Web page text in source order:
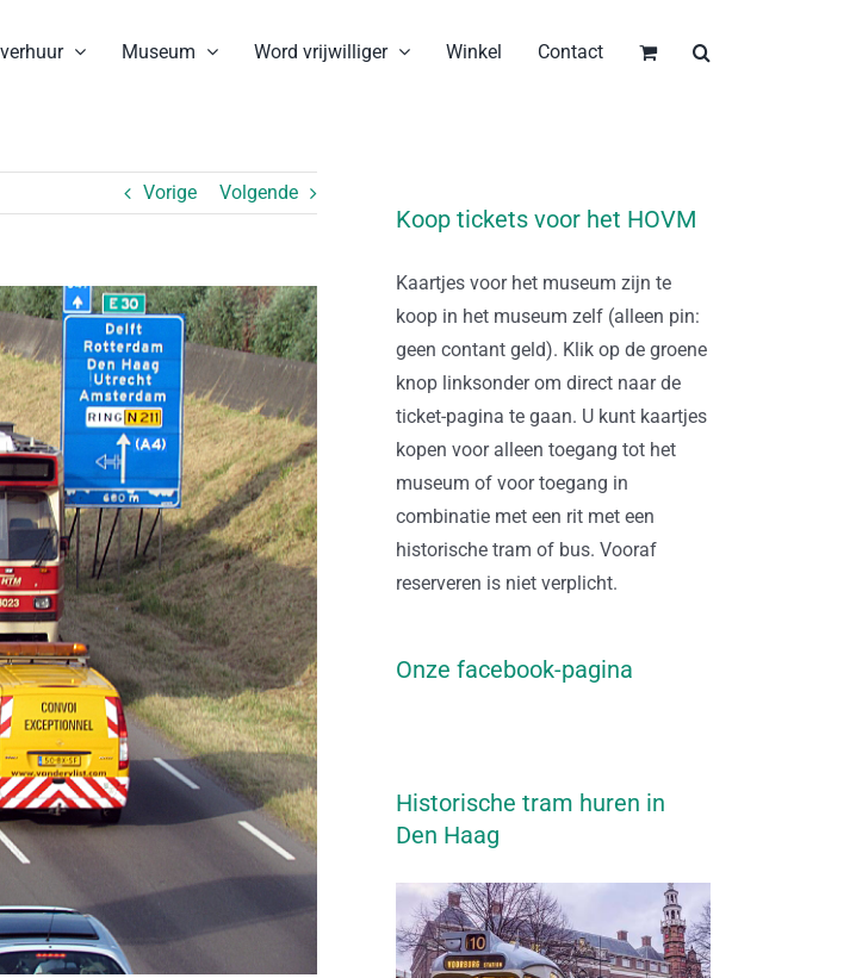
Museum Word vrijwilliger Winkel Contact
Vorige Volgende
Koop tickets voor het HOVM
Kaartjes voor het museum zijn te
koop in het museum zelf (alleen pin:
geen contant geld). Klik op de groene
knop linksonder om direct naar de
ticket-pagina te gaan. U kunt kaartjes
kopen voor alleen toegang tot het
museum of voor toegang in
combinatie met een rit met een
historische tram of bus. Vooraf
reserveren is niet verplicht.
Onze facebook-pagina
Historische tram huren in
Den Haag